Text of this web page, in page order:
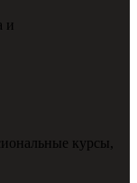
и
курсы,